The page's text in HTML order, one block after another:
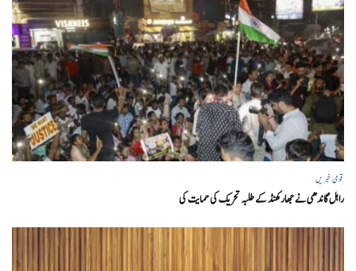
قومی خبریں
راہل گاندھی نے جھارکھنڈ کے طلبہ تحریک کی حمایت کی